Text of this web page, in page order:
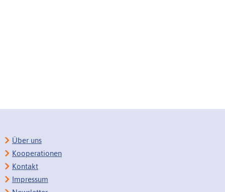
Über uns
Kooperationen
Kontakt
Impressum